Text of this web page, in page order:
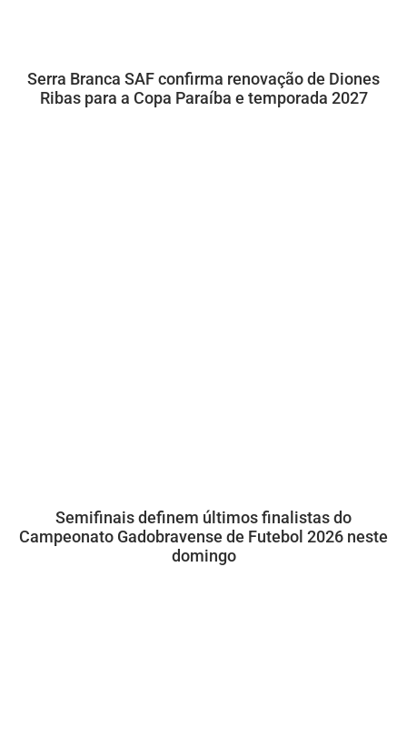
Serra Branca SAF confirma renovação de Diones
Ribas para a Copa Paraíba e temporada 2027
Semifinais definem últimos finalistas do
Campeonato Gadobravense de Futebol 2026 neste
domingo